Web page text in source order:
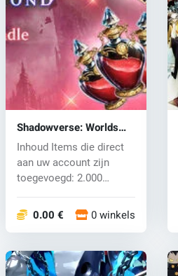
Shadowverse: Worlds
Beyond-Deckboost
Bundle (PC) key
Inhoud Items die direct
aan uw account zijn
toegevoegd: 2.000
0.00 € 0 winkels